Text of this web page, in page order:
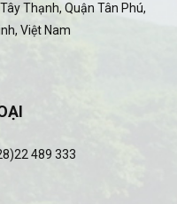
Thạnh, Quận Tân Phú,
Việt Nam
489 333